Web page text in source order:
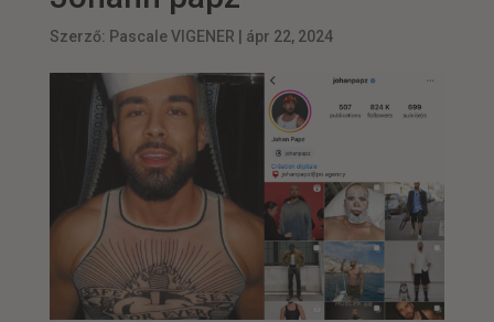
Szerző: Pascale VIGENER ápr 22, 2024